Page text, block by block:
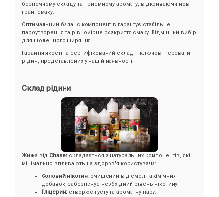
безпечному складу та приємному аромату, відкриваючи нові
грані смаку.
Оптимальний баланс компонентів гарантує стабільне
пароутворення та рівномірне розкриття смаку. Відмінний вибір
для щоденного ширяння.
Гарантія якості та сертифікований склад – ключові переваги
рідин, представлених у нашій наявності.
Склад рідини
Жижа від Chaserскладається з натуральних компонентів, які
мінімально впливають на здоров'я користувача:
Соловий нікотин: очищений від смол та хімічних
добавок, забезпечує необхідний рівень нікотину.
Гліцерин: створює густу та ароматну пару.